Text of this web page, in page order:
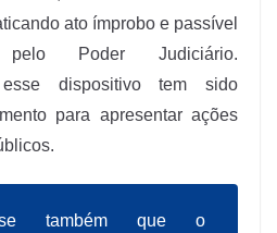
ato ímprobo e passível
Poder Judiciário.
esse dispositivo tem sido
para apresentar ações
se também que o